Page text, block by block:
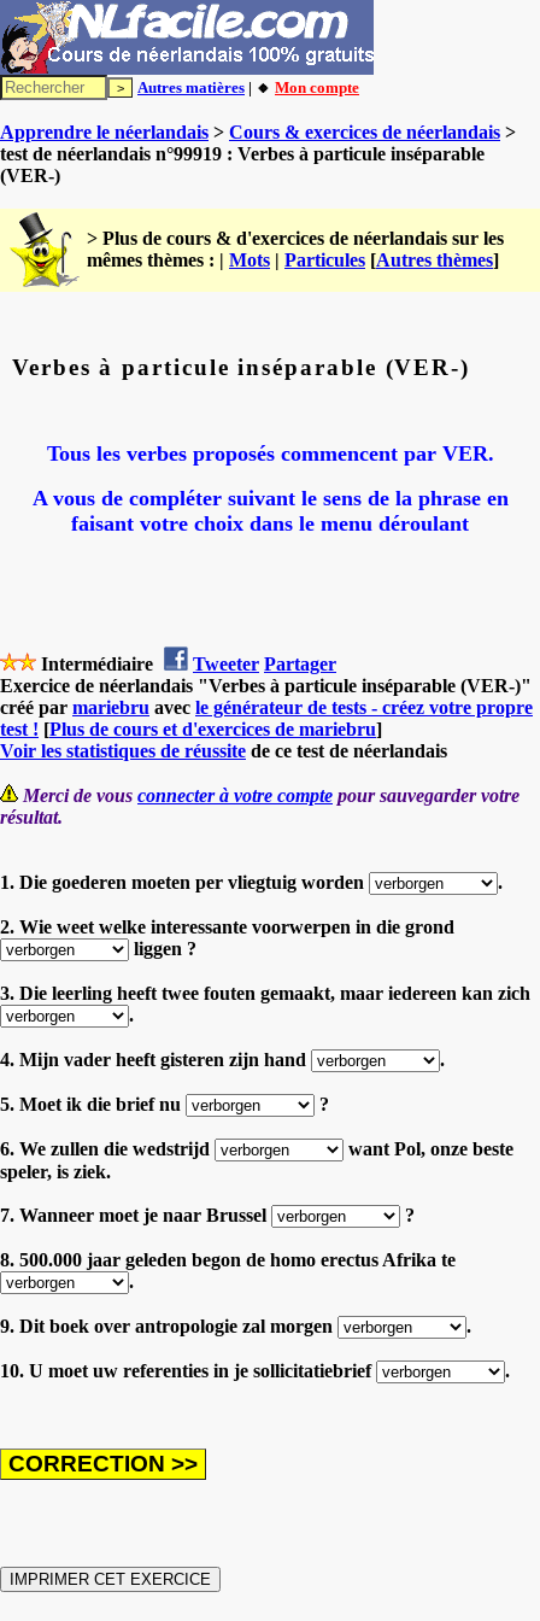
Autres matières | 🔸 Mon compte
Apprendre le néerlandais > Cours & exercices de néerlandais >
test de néerlandais n°99919 : Verbes à particule inséparable
(VER-)
> Plus de cours & d'exercices de néerlandais sur les
mêmes thèmes : | Mots | Particules [Autres thèmes]
Verbes à particule inséparable (VER-)
Tous les verbes proposés commencent par VER.
A vous de compléter suivant le sens de la phrase en
faisant votre choix dans le menu déroulant
Intermédiaire Tweeter Partager
Exercice de néerlandais "Verbes à particule inséparable (VER-)"
créé par mariebru avec le générateur de tests - créez votre propre
test ! [Plus de cours et d'exercices de mariebru]
Voir les statistiques de réussite de ce test de néerlandais
Merci de vous connecter à votre compte pour sauvegarder votre
résultat.
1. Die goederen moeten per vliegtuig worden .
2. Wie weet welke interessante voorwerpen in die grond
liggen ?
3. Die leerling heeft twee fouten gemaakt, maar iedereen kan zich
.
4. Mijn vader heeft gisteren zijn hand .
5. Moet ik die brief nu ?
6. We zullen die wedstrijd
want Pol, onze beste
speler, is ziek.
7. Wanneer moet je naar Brussel ?
8. 500.000 jaar geleden begon de homo erectus Afrika te
.
9. Dit boek over antropologie zal morgen .
10. U moet uw referenties in je sollicitatiebrief .